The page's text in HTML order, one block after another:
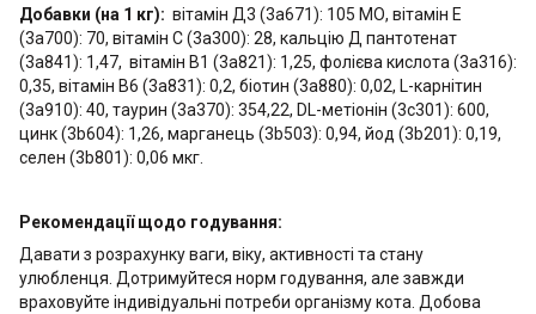
Добавки (на 1 кг): вітамін Д3 (3a671): 105 МО, вітамін Е
(3a700): 70, вітамін C (3a300): 28, кальцію Д пантотенат
(3а841): 1,47, вітамін В1 (3а821): 1,25, фолієва кислота (3а316):
0,35, вітамін B6 (3a831): 0,2, біотин (3a880): 0,02, L-карнітин
(3а910): 40, таурин (3a370): 354,22, DL-метіонін (3с301): 600,
цинк (3b604): 1,26, марганець (3b503): 0,94, йод (3b201): 0,19,
селен (3b801): 0,06 мкг.
Рекомендації щодо годування:
Давати з розрахунку ваги, віку, активності та стану
улюбленця. Дотримуйтеся норм годування, але завжди
враховуйте індивідуальні потреби організму кота. Добова